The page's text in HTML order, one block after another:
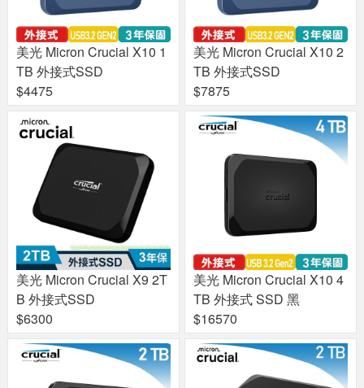
美光 Micron Crucial X10 1
TB 外接式SSD
$4475
美光 Micron Crucial X10 2
TB 外接式SSD
$7875
美光 Micron Crucial X9 2T
B 外接式SSD
$6300
美光 Micron Crucial X10 4
TB 外接式 SSD 黑
$16570